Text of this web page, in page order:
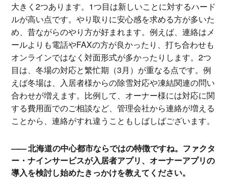
大きく2つあります。1つ目は新しいことに対するハード
ルが高い点です。やり取りに安心感を求める方が多いた
め、昔ながらのやり方が好まれます。例えば、連絡はメ
ールよりも電話やFAXの方が良かったり、打ち合わせも
オンラインではなく対面形式が多かったりします。2つ
目は、冬場の対応と繁忙期（3月）が重なる点です。例
えば冬場は、入居者様からの除雪対応や凍結関連の問い
合わせが増えます。比例して、オーナー様には対応に関
する費用面でのご相談など、管理会社から連絡が増える
ことから、連絡がすれ違うこともしばしばございます。
北海道の中心都市ならではの特徴ですね。ファクタ
ー・ナインサービスが入居者アプリ、オーナーアプリの
導入を検討し始めたきっかけを教えてください。